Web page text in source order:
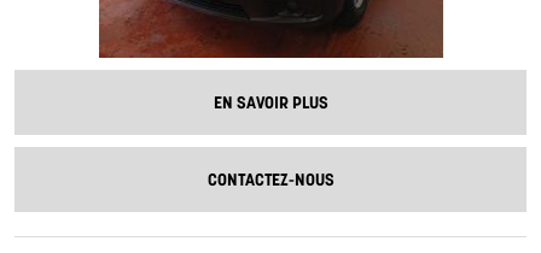
EN SAVOIR PLUS
CONTACTEZ-NOUS